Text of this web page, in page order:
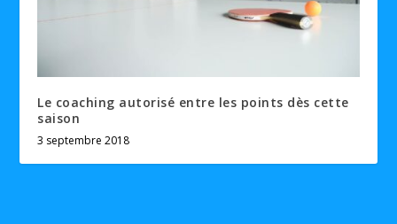
Le coaching autorisé entre les points dès cette
saison
3 septembre 2018